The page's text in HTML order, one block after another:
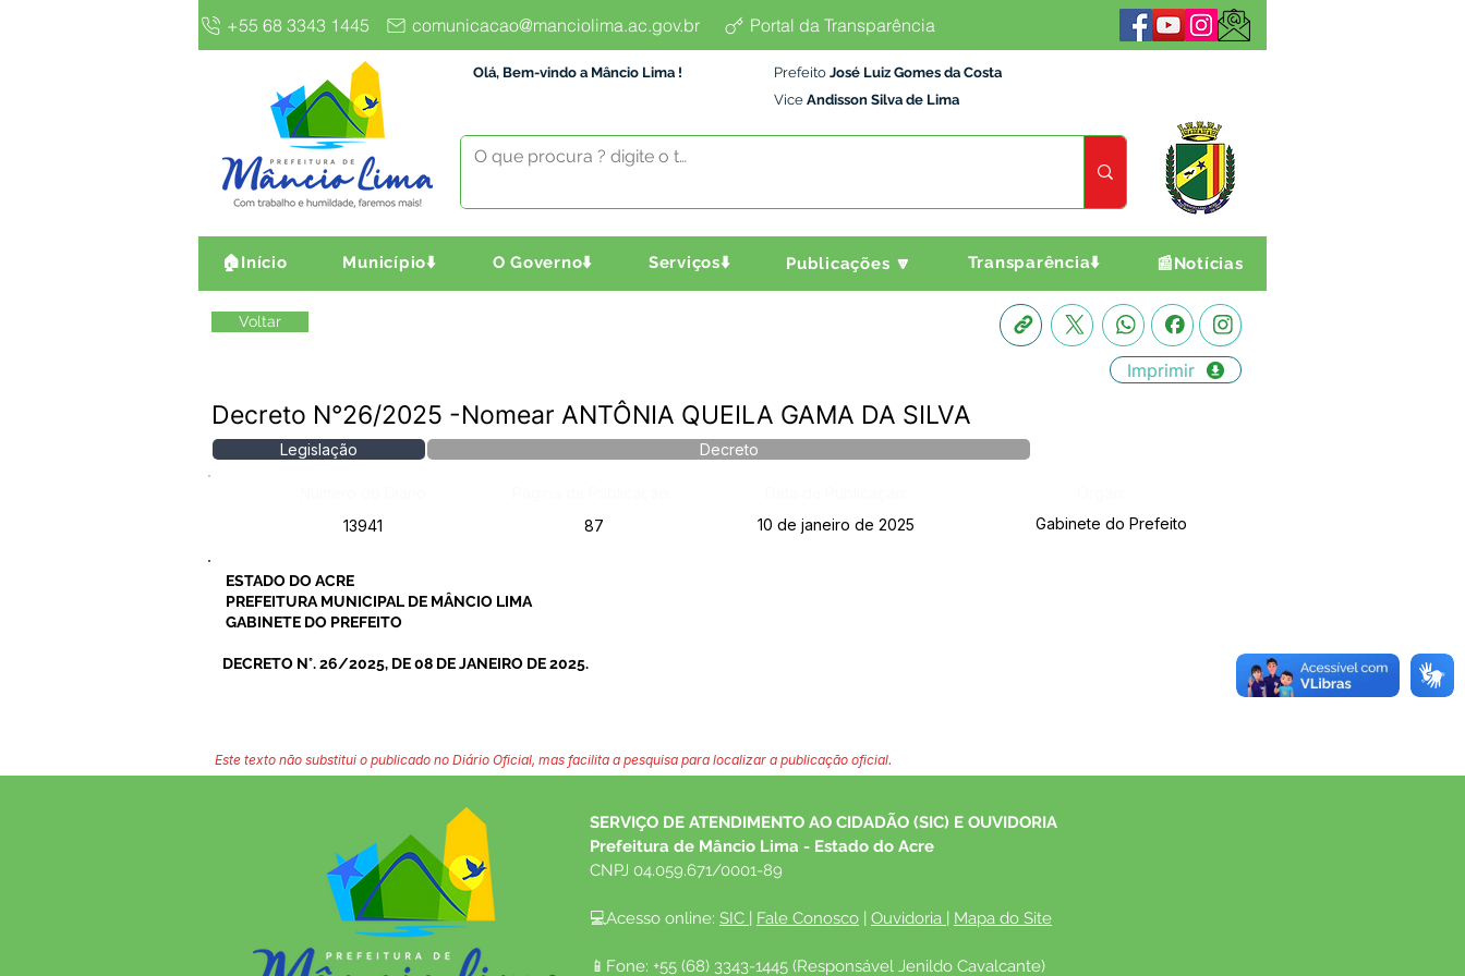
+55 68 3343 1445 comunicacao@manciolima.ac.gov.br Portal da Transparência
Olá, Bem-vindo a Mâncio Lima ! Prefeito José Luiz Gomes da Costa
Vice Andisson Silva de Lima
🏠Início Município⬇️ O Governo⬇️ Serviços⬇️ Publicações 🔽 Transparência⬇️ 📰Notícias
Voltar
Imprimir
Decreto N°26/2025 -Nomear ANTÔNIA QUEILA GAMA DA SILVA
Legislação Decreto
13941
87 10 de janeiro de 2025 Gabinete do Prefeito
ESTADO DO ACRE
PREFEITURA MUNICIPAL DE MÂNCIO LIMA
GABINETE DO PREFEITO
DECRETO N°. 26/2025, DE 08 DE JANEIRO DE 2025.
Este texto não substitui o publicado no Diário Oficial, mas facilita a pesquisa para localizar a publicação oficial.
SERVIÇO DE ATENDIMENTO AO CIDADÃO (SIC) E OUVIDORIA
Prefeitura de Mâncio Lima - Estado do Acre
CNPJ 04.059.671/0001-89
💻Acesso online: SIC | Fale Conosco | Ouvidoria | Mapa do Site
📱Fone: +55 (68) 3343-1445 (Responsável Jenildo Cavalcante)